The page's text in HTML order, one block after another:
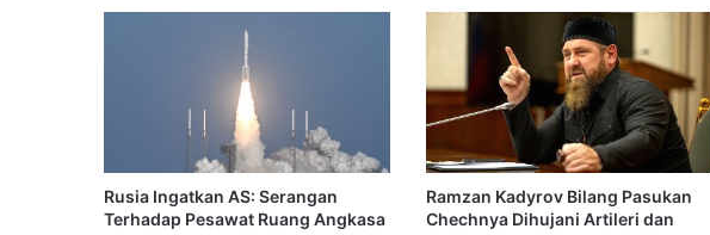
Rusia Ingatkan AS: Serangan
Terhadap Pesawat Ruang Angkasa
Ramzan Kadyrov Bilang Pasukan
Chechnya Dihujani Artileri dan